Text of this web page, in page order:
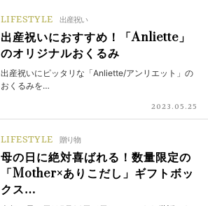
LIFESTYLE 出産祝い
出産祝いにおすすめ！「Anliette」
のオリジナルおくるみ
出産祝いにピッタリな「Anliette/アンリエット」の
おくるみを…
2023.05.25
LIFESTYLE 贈り物
母の日に絶対喜ばれる！数量限定の
「Mother×ありこだし」ギフトボッ
クス…